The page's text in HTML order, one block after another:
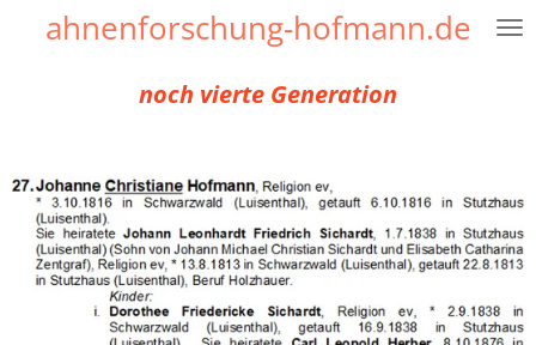
Zumahnenforschung-hofmann.de
noch vierte Generation